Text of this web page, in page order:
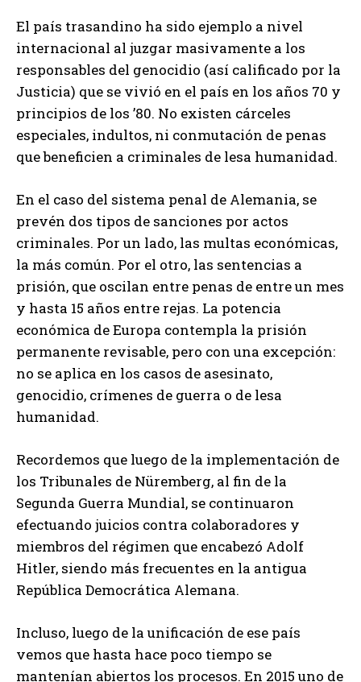
El país trasandino ha sido ejemplo a nivel
internacional al juzgar masivamente a los
responsables del genocidio (así calificado por la
Justicia) que se vivió en el país en los años 70 y
principios de los ’80. No existen cárceles
especiales, indultos, ni conmutación de penas
que beneficien a criminales de lesa humanidad.
En el caso del sistema penal de Alemania, se
prevén dos tipos de sanciones por actos
criminales. Por un lado, las multas económicas,
la más común. Por el otro, las sentencias a
prisión, que oscilan entre penas de entre un mes
y hasta 15 años entre rejas. La potencia
económica de Europa contempla la prisión
permanente revisable, pero con una excepción:
no se aplica en los casos de asesinato,
genocidio, crímenes de guerra o de lesa
humanidad.
Recordemos que luego de la implementación de
los Tribunales de Nüremberg, al fin de la
Segunda Guerra Mundial, se continuaron
efectuando juicios contra colaboradores y
miembros del régimen que encabezó Adolf
Hitler, siendo más frecuentes en la antigua
República Democrática Alemana.
Incluso, luego de la unificación de ese país
vemos que hasta hace poco tiempo se
mantenían abiertos los procesos. En 2015 uno de